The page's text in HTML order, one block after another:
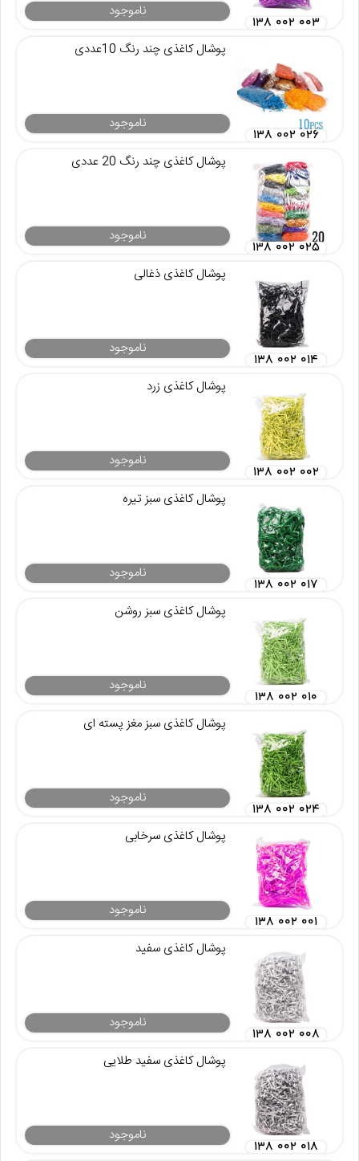
ناموجود
۱۳۸ ۰۰۲ ۰۰۳
پوشال کاغذی چند رنگ 10عددی
ناموجود
۱۳۸ ۰۰۲ ۰۲۶
پوشال کاغذی چند رنگ 20 عددی
ناموجود
۱۳۸ ۰۰۲ ۰۲۵
پوشال کاغذی ذغالی
ناموجود
۱۳۸ ۰۰۲ ۰۱۴
پوشال کاغذی زرد
ناموجود
۱۳۸ ۰۰۲ ۰۰۲
پوشال کاغذی سبز تیره
ناموجود
۱۳۸ ۰۰۲ ۰۱۷
پوشال کاغذی سبز روشن
ناموجود
۱۳۸ ۰۰۲ ۰۱۰
پوشال کاغذی سبز مغز پسته ای
ناموجود
۱۳۸ ۰۰۲ ۰۲۴
پوشال کاغذی سرخابی
ناموجود
۱۳۸ ۰۰۲ ۰۰۱
پوشال کاغذی سفید
ناموجود
۱۳۸ ۰۰۲ ۰۰۸
پوشال کاغذی سفید طلایی
ناموجود
۱۳۸ ۰۰۲ ۰۱۸